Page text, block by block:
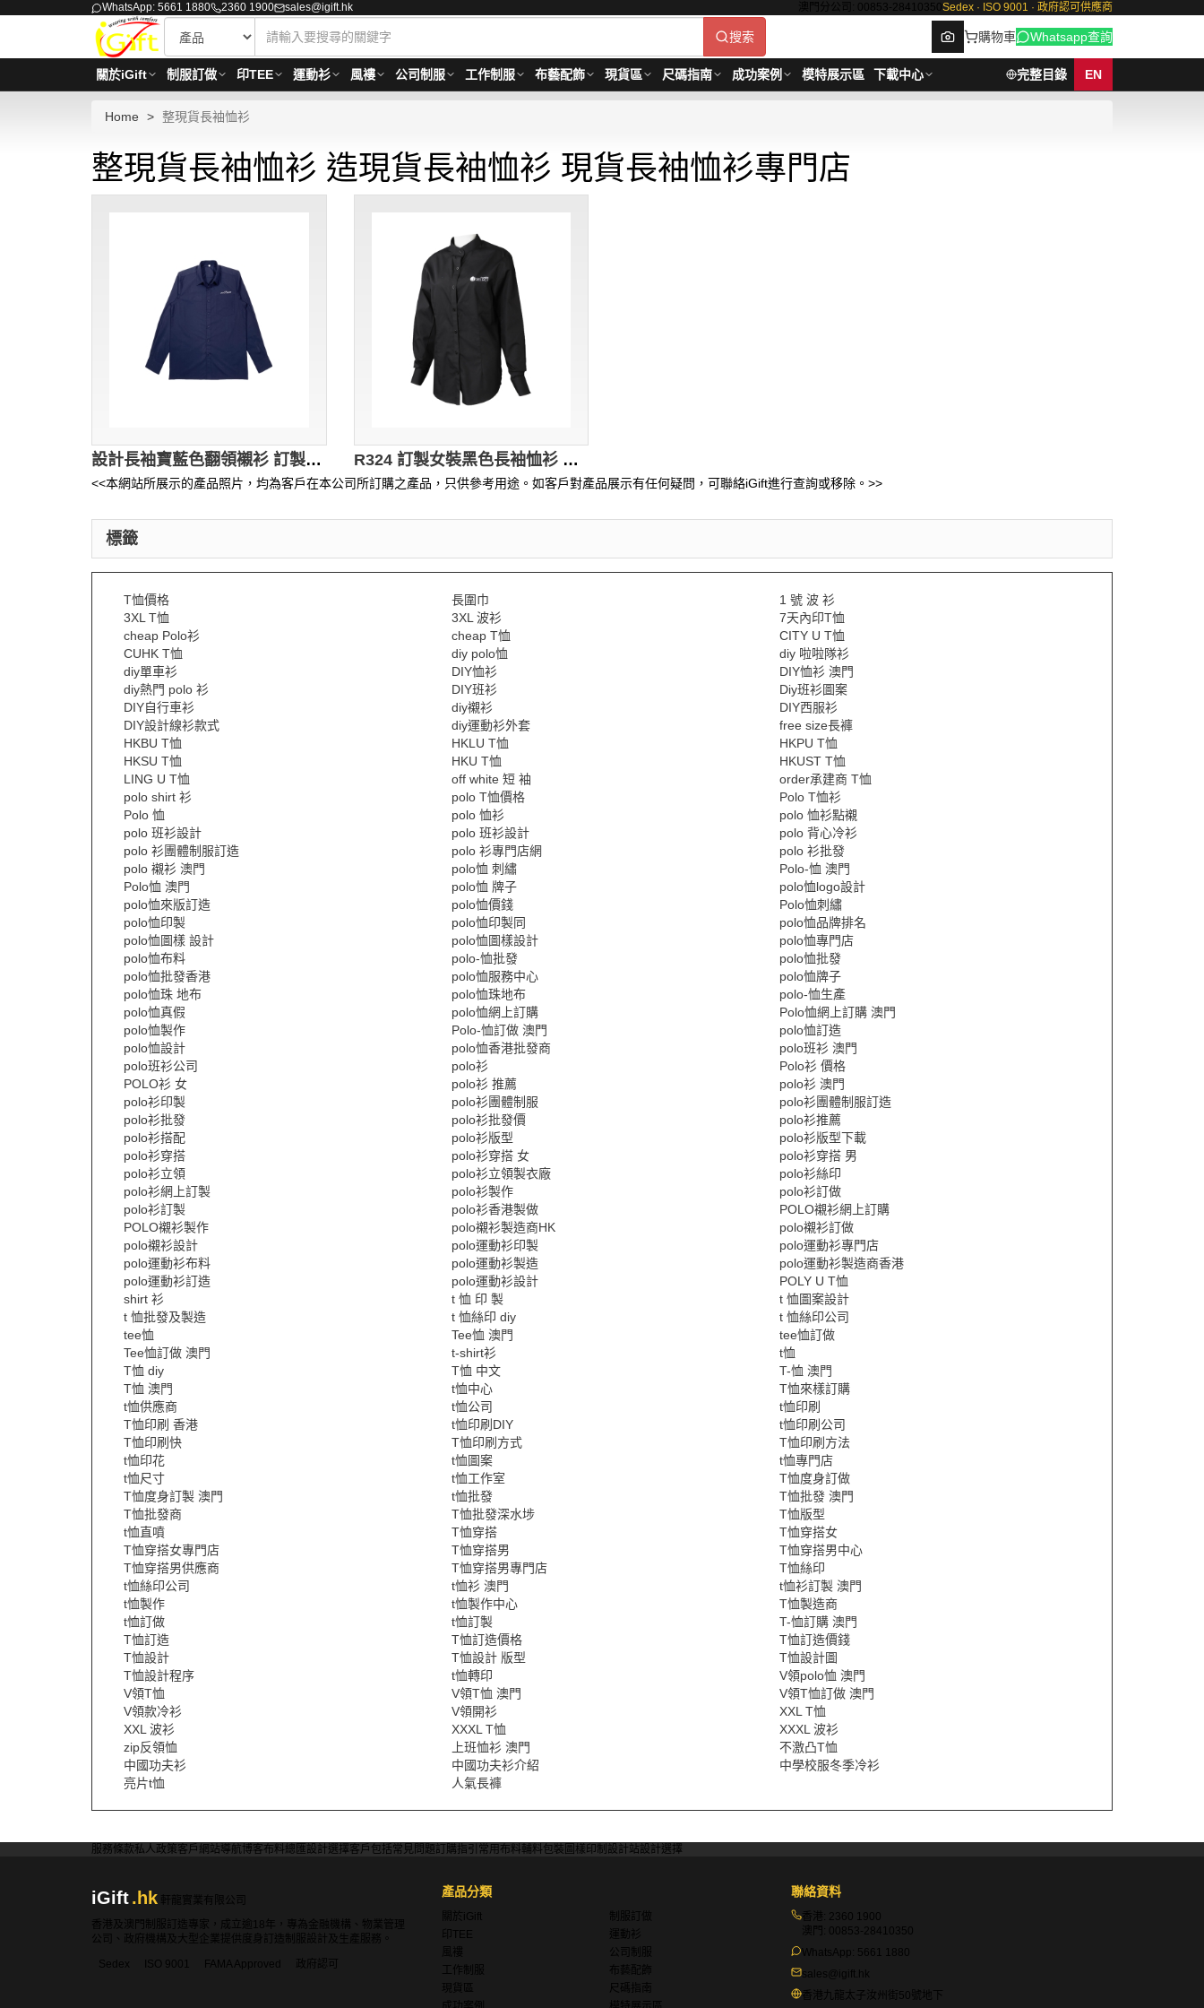
WhatsApp: 5661 1880 2360 1900 sales@igift.hk 澳門分公司: 00853-28410350 Sedex · ISO 9001 · 政府認可供應商
搜索 購物車 Whatsapp查詢
關於iGift 制服訂做 印TEE 運動衫 風褸 公司制服 工作制服 布藝配飾 現貨區 尺碼指南 成功案例 模特展示區 下載中心 完整目錄 EN
Home 整現貨長袖恤衫
整現貨長袖恤衫 造現貨長袖恤衫 現貨長袖恤衫專門店
設計長袖寶藍色翻領襯衫 訂製修身恤衫 制服恤衫設計 Logo繡花 航空服務研究中心恤衫 恤衫專門店 R430 R324 訂製女裝黑色長袖恤衫 設計繡花LOGO恤衫 恤衫供應商 家電 電器 銷售 中山領
<<本網站所展示的產品照片，均為客戶在本公司所訂購之產品，只供參考用途。如客戶對產品展示有任何疑問，可聯絡iGift進行查詢或移除。>>
標籤
T恤價格 長圍巾
1 號 波 衫
3XL T恤
3XL 波衫
7天內印T恤
cheap Polo衫
cheap T恤
CITY U T恤
CUHK T恤
diy polo恤
diy 啦啦隊衫
diy單車衫
DIY恤衫
DIY恤衫 澳門
diy熱門 polo 衫
DIY班衫
Diy班衫圖案
DIY自行車衫
diy襯衫
DIY西服衫
DIY設計線衫款式
diy運動衫外套
free size長褲
HKBU T恤
HKLU T恤
HKPU T恤
HKSU T恤
HKU T恤
HKUST T恤
LING U T恤
off white 短 袖
order承建商 T恤
polo shirt 衫
polo T恤價格
Polo T恤衫
Polo 恤
polo 恤衫
polo 恤衫點襯
polo 班衫設計
polo 班衫設計
polo 背心冷衫
polo 衫團體制服訂造
polo 衫專門店網
polo 衫批發
polo 襯衫 澳門
polo恤 刺繡
Polo-恤 澳門
Polo恤 澳門
polo恤 牌子
polo恤logo設計
polo恤來版訂造
polo恤價錢
Polo恤刺繡
polo恤印製
polo恤印製同
polo恤品牌排名
polo恤圖樣 設計
polo恤圖樣設計
polo恤專門店
polo恤布料
polo-恤批發
polo恤批發
polo恤批發香港
polo恤服務中心
polo恤牌子
polo恤珠 地布
polo恤珠地布
polo-恤生產
polo恤真假
polo恤網上訂購
Polo恤網上訂購 澳門
polo恤製作
Polo-恤訂做 澳門
polo恤訂造
polo恤設計
polo恤香港批發商
polo班衫 澳門
polo班衫公司
polo衫
Polo衫 價格
POLO衫 女
polo衫 推薦
polo衫 澳門
polo衫印製
polo衫團體制服
polo衫團體制服訂造
polo衫批發
polo衫批發價
polo衫推薦
polo衫搭配
polo衫版型
polo衫版型下載
polo衫穿搭
polo衫穿搭 女
polo衫穿搭 男
polo衫立領
polo衫立領製衣廠
polo衫絲印
polo衫網上訂製
polo衫製作
polo衫訂做
polo衫訂製
polo衫香港製做
POLO襯衫網上訂購
POLO襯衫製作
polo襯衫製造商HK
polo襯衫訂做
polo襯衫設計
polo運動衫印製
polo運動衫專門店
polo運動衫布料
polo運動衫製造
polo運動衫製造商香港
polo運動衫訂造
polo運動衫設計
POLY U T恤
shirt 衫
t 恤 印 製
t 恤圖案設計
t 恤批發及製造
t 恤絲印 diy
t 恤絲印公司
tee恤
Tee恤 澳門
tee恤訂做
Tee恤訂做 澳門
t-shirt衫
t恤
T恤 diy
T恤 中文
T-恤 澳門
T恤 澳門
t恤中心
T恤來樣訂購
t恤供應商
t恤公司
t恤印刷
T恤印刷 香港
t恤印刷DIY
t恤印刷公司
T恤印刷快
T恤印刷方式
T恤印刷方法
t恤印花
t恤圖案
t恤專門店
t恤尺寸
t恤工作室
T恤度身訂做
T恤度身訂製 澳門
t恤批發
T恤批發 澳門
T恤批發商
T恤批發深水埗
T恤版型
t恤直噴
T恤穿搭
T恤穿搭女
T恤穿搭女專門店
T恤穿搭男
T恤穿搭男中心
T恤穿搭男供應商
T恤穿搭男專門店
T恤絲印
t恤絲印公司
t恤衫 澳門
t恤衫訂製 澳門
t恤製作
t恤製作中心
T恤製造商
t恤訂做
t恤訂製
T-恤訂購 澳門
T恤訂造
T恤訂造價格
T恤訂造價錢
T恤設計
T恤設計 版型
T恤設計圖
T恤設計程序
t恤轉印
V領polo恤 澳門
V領T恤
V領T恤 澳門
V領T恤訂做 澳門
V領款冷衫
V領開衫
XXL T恤
XXL 波衫
XXXL T恤
XXXL 波衫
zip反領恤
上班恤衫 澳門
不激凸T恤
中國功夫衫
中國功夫衫介紹
中學校服冬季冷衫
亮片t恤
人氣長褲
服務條款私人政策客戶 網站導航博客布料總匯設計選擇客戶包括常見問題訂購指引 常用布料輔料包裝 圖樣印制 設計站設計選擇
iGift.hk
軒龍實業有限公司
香港及澳門制服訂造專家，成立逾18年，專為金融機構、物業管理
公司、政府機構及大型企業提供度身訂造制服設計及生產服務。
Sedex
ISO 9001 FAMA Approved 政府認可
產品分類
關於iGift
制服訂做
印TEE
運動衫
風褸
公司制服
工作制服
布藝配飾
現貨區
尺碼指南
聯絡資料
香港: 2360 1900
澳門: 00853-28410350
WhatsApp: 5661 1880
sales@igift.hk
香港九龍太子汝州街50號地下